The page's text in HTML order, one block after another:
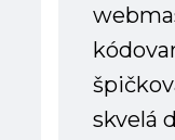
skvelá